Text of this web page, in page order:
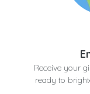
Receive your
ready to